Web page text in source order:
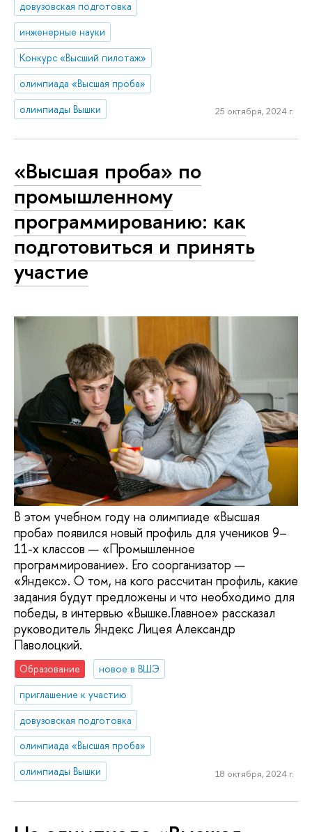
довузовская подготовка
инженерные науки
Конкурс «Высший пилотаж»
олимпиада «Высшая проба»
олимпиады Вышки
25 октября, 2024 г.
«Высшая проба» по
промышленному
программированию: как
подготовиться и принять
участие
В этом учебном году на олимпиаде «Высшая
проба» появился новый профиль для учеников 9–
11-х классов — «Промышленное
программирование». Его соорганизатор —
«Яндекс». О том, на кого рассчитан профиль, какие
задания будут предложены и что необходимо для
победы, в интервью «Вышке.Главное» рассказал
руководитель Яндекс Лицея Александр
Паволоцкий.
Образование
новое в ВШЭ
приглашение к участию
довузовская подготовка
олимпиада «Высшая проба»
олимпиады Вышки
18 октября, 2024 г.